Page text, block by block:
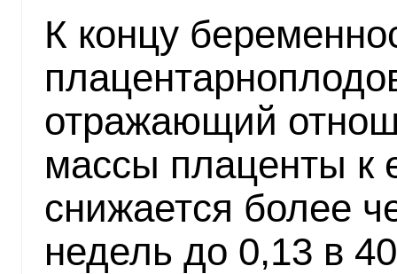
К концу
отражающий
массы плаценты к
снижается более
недель до 0,13 в